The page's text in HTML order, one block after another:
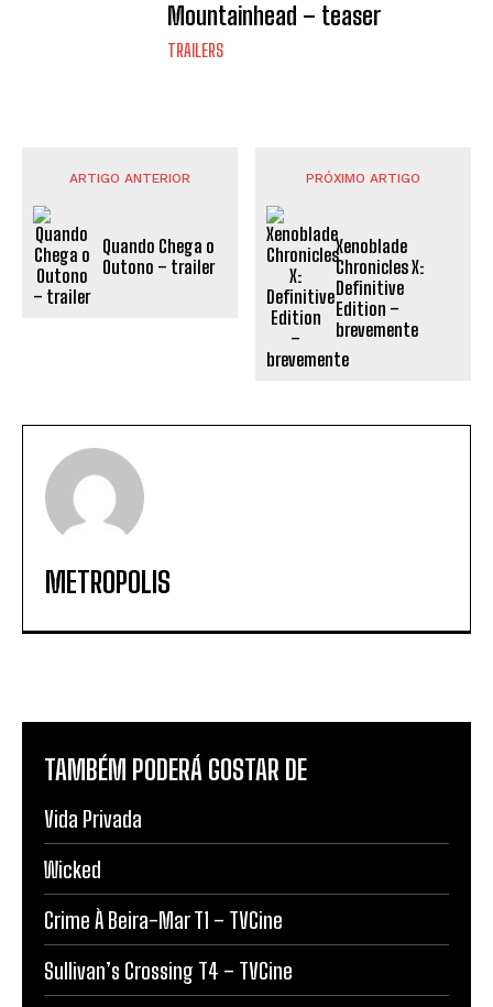
Mountainhead – teaser
TRAILERS
ARTIGO ANTERIOR
Quando Chega o
Outono – trailer
PRÓXIMO ARTIGO
Xenoblade
Chronicles X:
Definitive
Edition –
brevemente
METROPOLIS
TAMBÉM PODERÁ GOSTAR DE
Vida Privada
Wicked
Crime À Beira-Mar T1 – TVCine
Sullivan’s Crossing T4 – TVCine